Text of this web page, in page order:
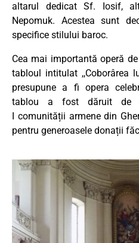
altarul dedicat Sf. Iosif,
Nepomuk. Acestea sunt
specifice stilului baroc.
Cea mai importantă operă
tabloul intitulat ,,Coborârea
presupune a fi opera
tablou a fost dăruit de
I comunității armene din
pentru generoasele donații